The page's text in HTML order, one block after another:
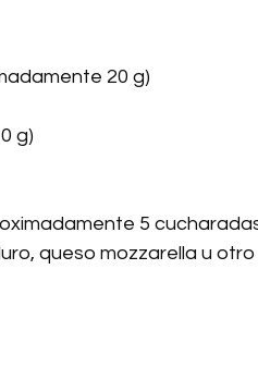
20 g)
g)
5
queso mozzarella u